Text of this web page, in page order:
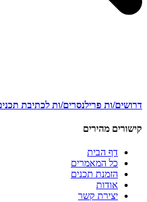
דרושים/ות פרילנסרים/ות לכתיבת
קישורים מהירים
דף הבית
כל המאמרים
הזמנת תכנים
אודות
יצירת קשר